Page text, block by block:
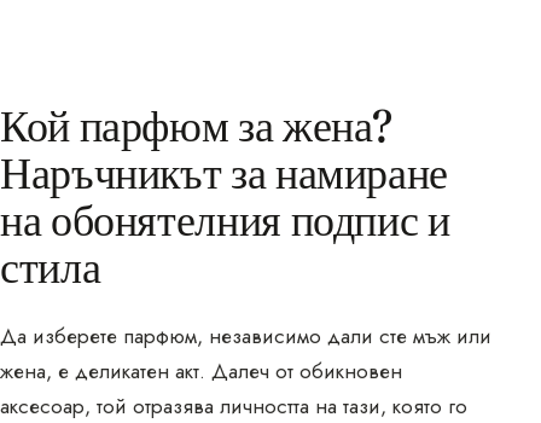
Кой парфюм за жена?
Наръчникът за намиране
на обонятелния подпис и
стила
Да изберете парфюм, независимо дали сте мъж или
жена, е деликатен акт. Далеч от обикновен
аксесоар, той отразява личността на тази, която го